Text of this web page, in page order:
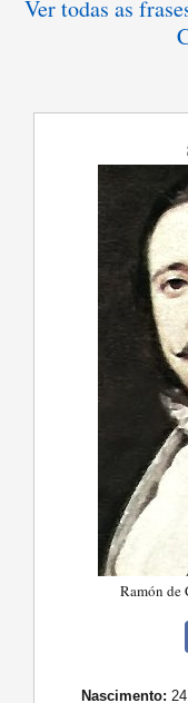
Ver todas as
Ramón de
Nascimento: